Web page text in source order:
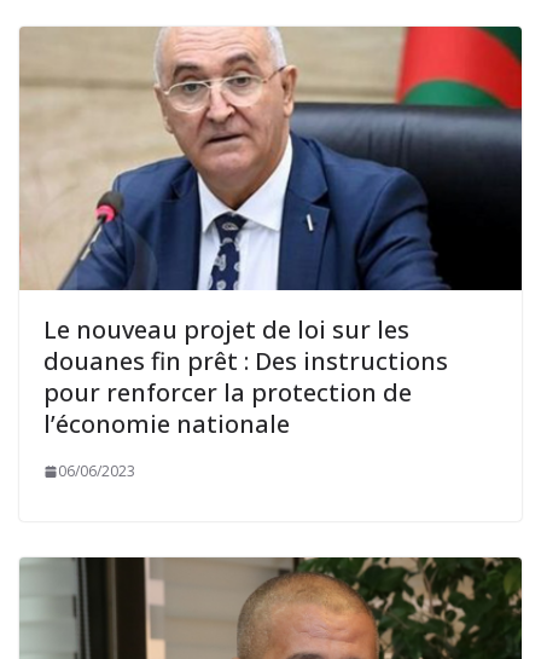
Le nouveau projet de loi sur les
douanes fin prêt : Des instructions
pour renforcer la protection de
l’économie nationale
06/06/2023